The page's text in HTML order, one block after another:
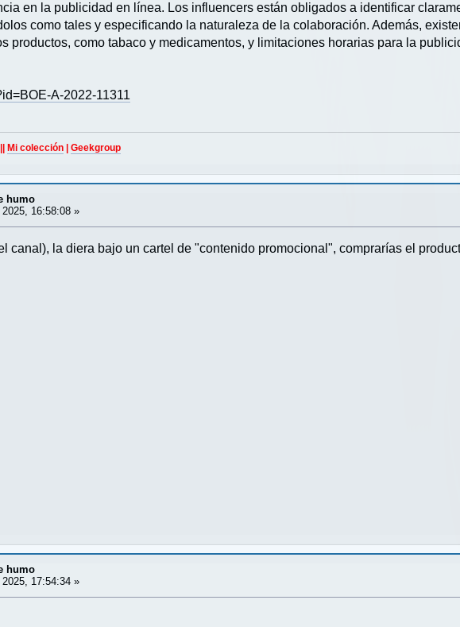
en la publicidad en línea. Los influencers están obligados a identificar
como tales y especificando la naturaleza de la colaboración. Además,
productos, como tabaco y medicamentos, y limitaciones horarias para la
A-2022-11311
||Mi colección |Geekgroup
humo
16:58:08 »
canal), la diera bajo un cartel de "contenido promocional", comprarías el
humo
17:54:34 »